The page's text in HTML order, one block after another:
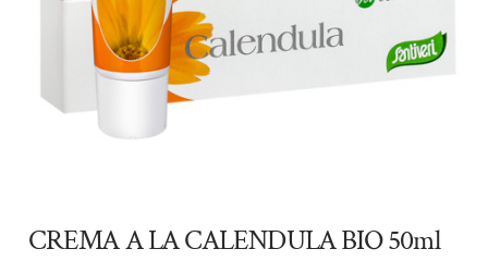
CREMA A LA CALENDULA BIO 50ml